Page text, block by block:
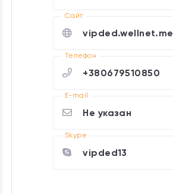
Cайт
vipded.wellnet.me
Телефон
+380679510850
E-mail
Не указан
Skype
vipded13